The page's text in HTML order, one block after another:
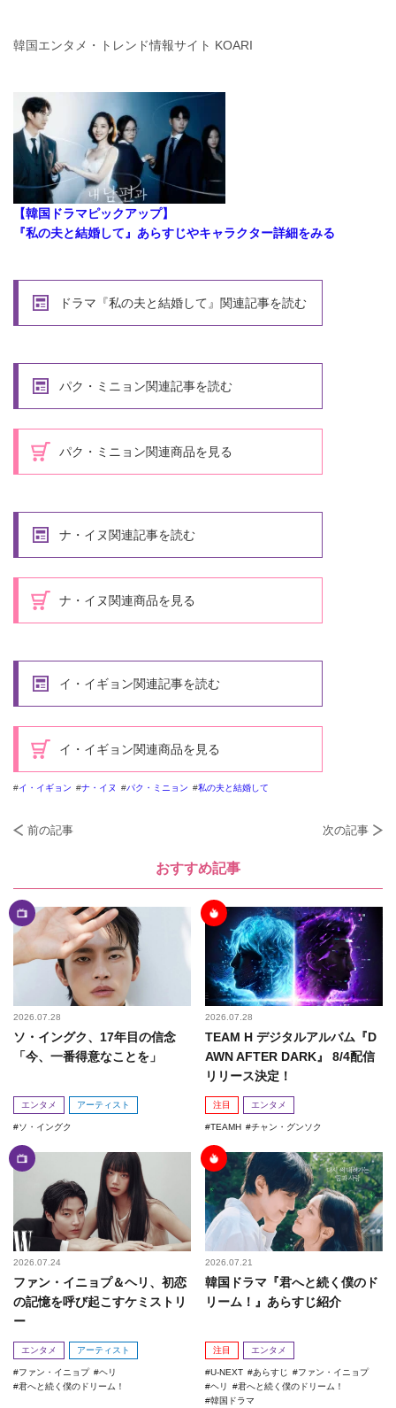
韓国エンタメ・トレンド情報サイト KOARI
【韓国ドラマピックアップ】
『私の夫と結婚して』あらすじやキャラクター詳細をみる
ドラマ『私の夫と結婚して』関連記事を読む
パク・ミニョン関連記事を読む
パク・ミニョン関連商品を見る
ナ・イヌ関連記事を読む
ナ・イヌ関連商品を見る
イ・イギョン関連記事を読む
イ・イギョン関連商品を見る
イ・イギョン ナ・イヌ パク・ミニョン 私の夫と結婚して
前の記事 次の記事
おすすめ記事
2026.07.28
ソ・イングク、17年目の信念
「今、一番得意なことを」
エンタメ アーティスト
ソ・イングク
2026.07.28
TEAM H デジタルアルバム『D
AWN AFTER DARK』 8/4配信
リリース決定！
注目 エンタメ
TEAMH チャン・グンソク
2026.07.24
ファン・イニョプ＆ヘリ、初恋
の記憶を呼び起こすケミストリ
ー
エンタメ アーティスト
ファン・イニョプ
ヘリ
君へと続く僕のドリーム！
2026.07.21
韓国ドラマ『君へと続く僕のド
リーム！』あらすじ紹介
注目 エンタメ
U-NEXT あらすじ
ファン・イニョプ
ヘリ
君へと続く僕のドリーム！
韓国ドラマ